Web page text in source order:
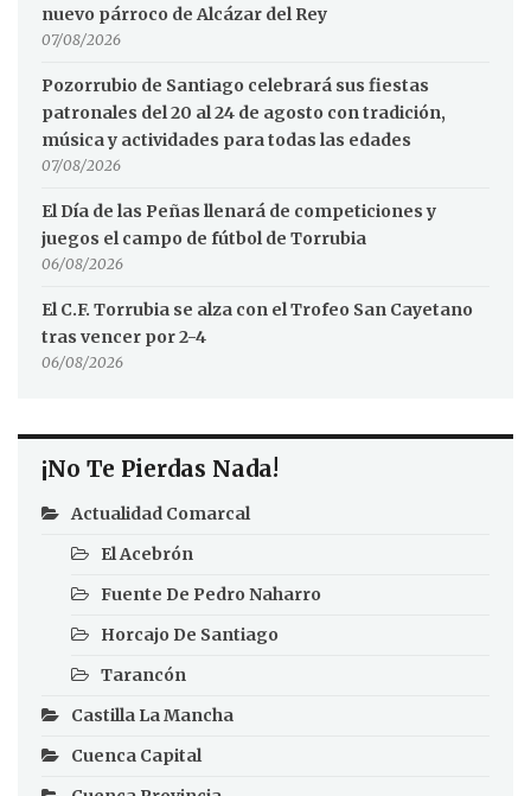
nuevo párroco de Alcázar del Rey
07/08/2026
Pozorrubio de Santiago celebrará sus fiestas
patronales del 20 al 24 de agosto con tradición,
música y actividades para todas las edades
07/08/2026
El Día de las Peñas llenará de competiciones y
juegos el campo de fútbol de Torrubia
06/08/2026
El C.F. Torrubia se alza con el Trofeo San Cayetano
tras vencer por 2-4
06/08/2026
¡No Te Pierdas Nada!
Actualidad Comarcal
El Acebrón
Fuente De Pedro Naharro
Horcajo De Santiago
Tarancón
Castilla La Mancha
Cuenca Capital